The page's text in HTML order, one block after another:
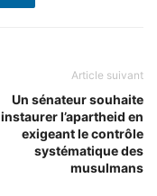
Article suivant
Un sénateur souhaite
instaurer l’apartheid en
exigeant le contrôle
systématique des
musulmans